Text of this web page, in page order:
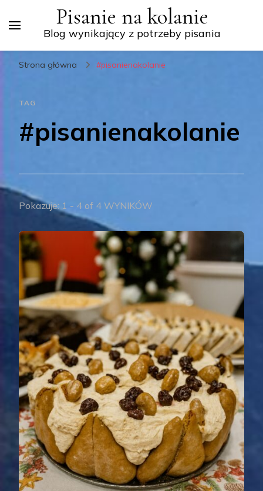
Pisanie na kolanie
Blog wynikający z potrzeby pisania
Strona główna #pisanienakolanie
TAG
#pisanienakolanie
Pokazuje: 1 - 4 of 4 WYNIKÓW